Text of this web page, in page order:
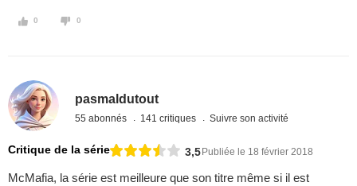
0 0
pasmaldutout
55 abonnés 141 critiques Suivre son activité
Critique de la série 3,5 Publiée le 18 février 2018
McMafia, la série est meilleure que son titre même si il est